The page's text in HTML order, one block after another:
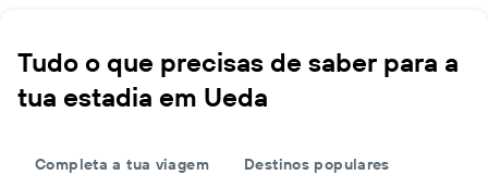
Tudo o que precisas de saber para a
tua estadia em Ueda
Completa a tua viagem Destinos populares